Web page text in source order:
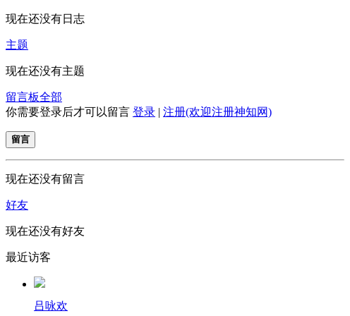
现在还没有日志
主题
现在还没有主题
留言板全部
你需要登录后才可以留言 登录 | 注册(欢迎注册神知网)
留言
现在还没有留言
好友
现在还没有好友
最近访客
吕咏欢